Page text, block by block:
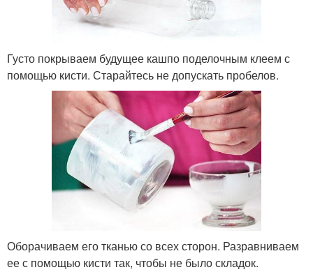
Густо покрываем будущее кашпо поделочным клеем с
помощью кисти. Старайтесь не допускать пробелов.
Оборачиваем его тканью со всех сторон. Разравниваем
ее с помощью кисти так, чтобы не было складок.